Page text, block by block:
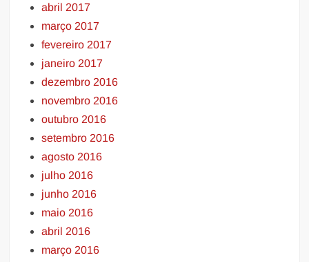
abril 2017
março 2017
fevereiro 2017
janeiro 2017
dezembro 2016
novembro 2016
outubro 2016
setembro 2016
agosto 2016
julho 2016
junho 2016
maio 2016
abril 2016
março 2016